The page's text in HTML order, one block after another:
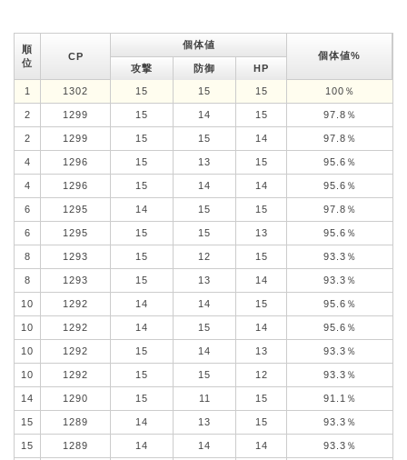
順
位
CP
個体値
個体値%
攻撃
防御 HP
1 1302 15 15 15 100％
2 1299 15 14 15 97.8％
2 1299 15 15 14 97.8％
4 1296 15 13 15 95.6％
4 1296 15 14 14 95.6％
6 1295 14 15 15 97.8％
6 1295 15 15 13 95.6％
8 1293 15 12 15 93.3％
8 1293 15 13 14 93.3％
10 1292 14 14 15 95.6％
10 1292 14 15 14 95.6％
10 1292 15 14 13 93.3％
10 1292 15 15 12 93.3％
14 1290 15 11 15 91.1％
15 1289 14 13 15 93.3％
15 1289 14 14 14 93.3％